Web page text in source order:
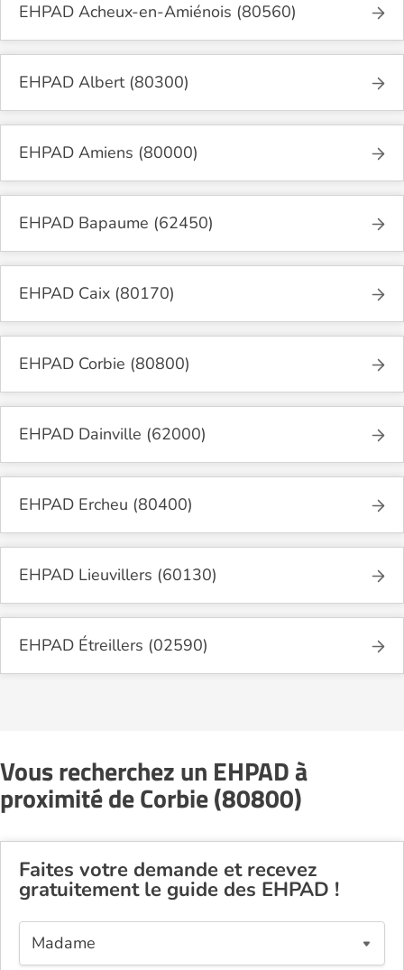
EHPAD Acheux-en-Amiénois (80560)
EHPAD Albert (80300)
EHPAD Amiens (80000)
EHPAD Bapaume (62450)
EHPAD Caix (80170)
EHPAD Corbie (80800)
EHPAD Dainville (62000)
EHPAD Ercheu (80400)
EHPAD Lieuvillers (60130)
EHPAD Étreillers (02590)
Vous recherchez un EHPAD à
proximité de Corbie (80800)
Faites votre demande et recevez
gratuitement le guide des EHPAD !